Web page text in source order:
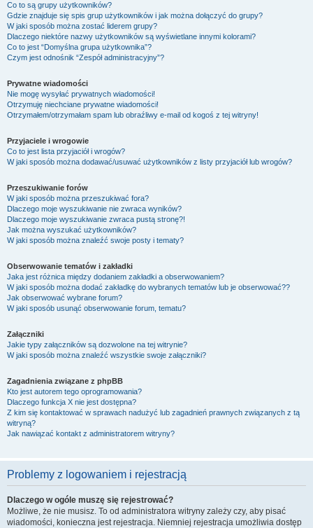
Co to są grupy użytkowników?
Gdzie znajduje się spis grup użytkowników i jak można dołączyć do grupy?
W jaki sposób można zostać liderem grupy?
Dlaczego niektóre nazwy użytkowników są wyświetlane innymi kolorami?
Co to jest “Domyślna grupa użytkownika”?
Czym jest odnośnik “Zespół administracyjny”?
Prywatne wiadomości
Nie mogę wysyłać prywatnych wiadomości!
Otrzymuję niechciane prywatne wiadomości!
Otrzymałem/otrzymałam spam lub obraźliwy e-mail od kogoś z tej witryny!
Przyjaciele i wrogowie
Co to jest lista przyjaciół i wrogów?
W jaki sposób można dodawać/usuwać użytkowników z listy przyjaciół lub wrogów?
Przeszukiwanie forów
W jaki sposób można przeszukiwać fora?
Dlaczego moje wyszukiwanie nie zwraca wyników?
Dlaczego moje wyszukiwanie zwraca pustą stronę?!
Jak można wyszukać użytkowników?
W jaki sposób można znaleźć swoje posty i tematy?
Obserwowanie tematów i zakładki
Jaka jest różnica między dodaniem zakładki a obserwowaniem?
W jaki sposób można dodać zakładkę do wybranych tematów lub je obserwować??
Jak obserwować wybrane forum?
W jaki sposób usunąć obserwowanie forum, tematu?
Załączniki
Jakie typy załączników są dozwolone na tej witrynie?
W jaki sposób można znaleźć wszystkie swoje załączniki?
Zagadnienia związane z phpBB
Kto jest autorem tego oprogramowania?
Dlaczego funkcja X nie jest dostępna?
Z kim się kontaktować w sprawach nadużyć lub zagadnień prawnych związanych z tą
witryną?
Jak nawiązać kontakt z administratorem witryny?
Problemy z logowaniem i rejestracją
Dlaczego w ogóle muszę się rejestrować?
Możliwe, że nie musisz. To od administratora witryny zależy czy, aby pisać
wiadomości, konieczna jest rejestracja. Niemniej rejestracja umożliwia dostęp